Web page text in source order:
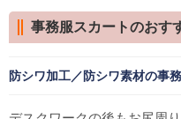
事務服スカートのおす
防シワ加工／防シワ素材の事